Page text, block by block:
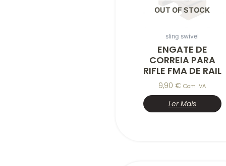
OUT OF STOCK
sling swivel
ENGATE DE
CORREIA PARA
RIFLE FMA DE RAIL
9,90€ Com IVA
Ler Mais